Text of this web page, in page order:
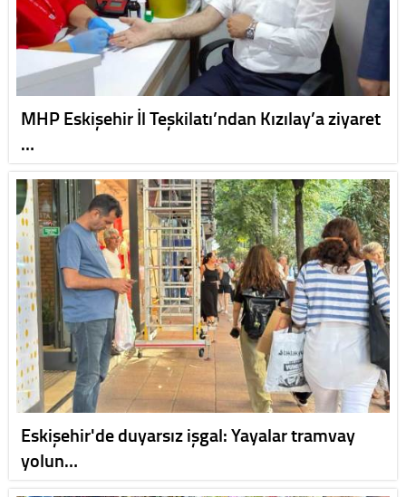
MHP Eskişehir İl Teşkilatı’ndan Kızılay’a ziyaret
…
Eskişehir'de duyarsız işgal: Yayalar tramvay
yolun…